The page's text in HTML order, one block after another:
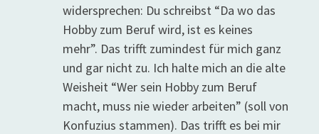
widersprechen: Du schreibst “Da wo das
Hobby zum Beruf wird, ist es keines
mehr”. Das trifft zumindest für mich ganz
und gar nicht zu. Ich halte mich an die alte
Weisheit “Wer sein Hobby zum Beruf
macht, muss nie wieder arbeiten” (soll von
Konfuzius stammen). Das trifft es bei mir